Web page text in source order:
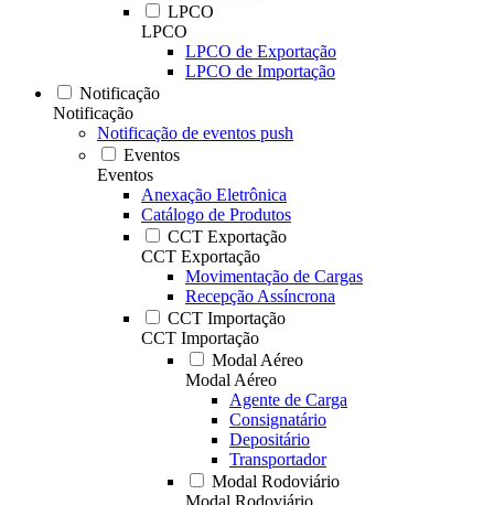
LPCO
LPCO
LPCO de Exportação
LPCO de Importação
Notificação
Notificação
Notificação de eventos push
Eventos
Eventos
Anexação Eletrônica
Catálogo de Produtos
CCT Exportação
CCT Exportação
Movimentação de Cargas
Recepção Assíncrona
CCT Importação
CCT Importação
Modal Aéreo
Modal Aéreo
Agente de Carga
Consignatário
Depositário
Transportador
Modal Rodoviário
Modal Rodoviário